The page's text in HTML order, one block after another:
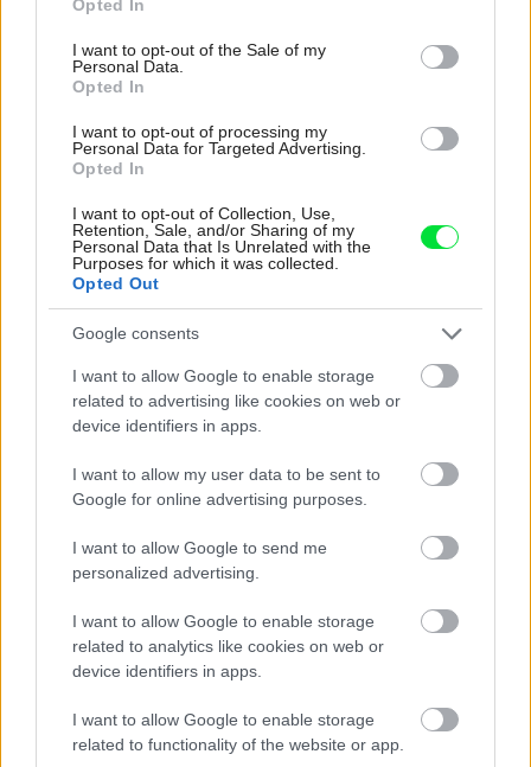
use your data for below specified purposes in below Google
consent section.
Opted In
I want to opt-out of the Sale of my
Personal Data.
Opted In
I want to opt-out of processing my
Personal Data for Targeted Advertising.
Opted In
I want to opt-out of Collection, Use,
Retention, Sale, and/or Sharing of my
Personal Data that Is Unrelated with the
Purposes for which it was collected.
Opted Out
Google consents
I want to allow Google to enable storage
related to advertising like cookies on web or
device identifiers in apps.
I want to allow my user data to be sent to
Google for online advertising purposes.
I want to allow Google to send me
personalized advertising.
I want to allow Google to enable storage
related to analytics like cookies on web or
device identifiers in apps.
I want to allow Google to enable storage
related to functionality of the website or app.
Deti už odrástli, tak si rodičia vytvorili dom
podľa seba. Majú perfektné bývanie pre
Pridajte túto surovinu do prania, obliečky